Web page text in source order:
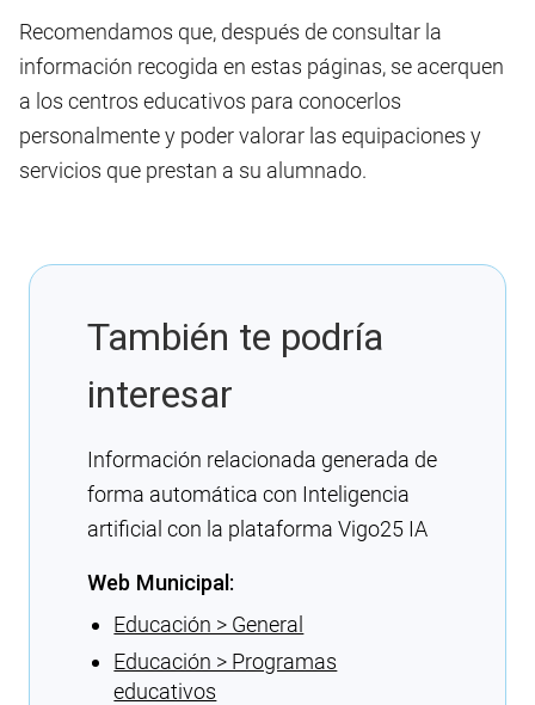
Recomendamos que, después de consultar la
información recogida en estas páginas, se acerquen
a los centros educativos para conocerlos
personalmente y poder valorar las equipaciones y
servicios que prestan a su alumnado.
También te podría
interesar
Información relacionada generada de
forma automática con Inteligencia
artificial con la plataforma Vigo25 IA
Web Municipal:
Educación > General
Educación > Programas
educativos